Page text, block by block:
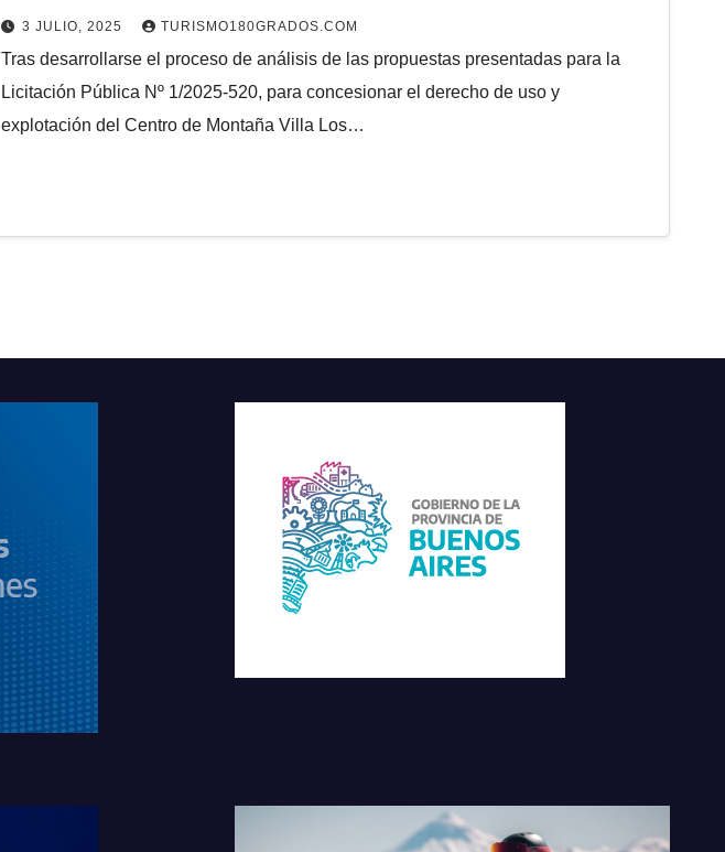
3 JULIO, 2025 TURISMO180GRADOS.COM
Tras desarrollarse el proceso de análisis de las propuestas presentadas para la
Licitación Pública Nº 1/2025-520, para concesionar el derecho de uso y
explotación del Centro de Montaña Villa Los…